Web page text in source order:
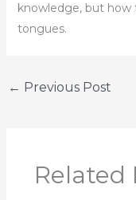
knowledge, but how
tongues.
← Previous Post
Related